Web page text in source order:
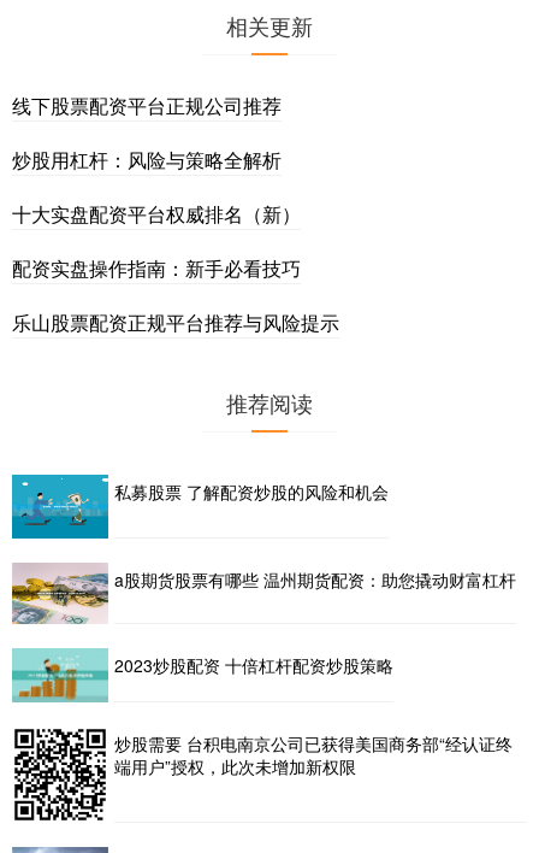
相关更新
线下股票配资平台正规公司推荐
炒股用杠杆：风险与策略全解析
十大实盘配资平台权威排名（新）
配资实盘操作指南：新手必看技巧
乐山股票配资正规平台推荐与风险提示
推荐阅读
私募股票 了解配资炒股的风险和机会
a股期货股票有哪些 温州期货配资：助您撬动财富杠杆
2023炒股配资 十倍杠杆配资炒股策略
炒股需要 台积电南京公司已获得美国商务部“经认证终
端用户”授权，此次未增加新权限